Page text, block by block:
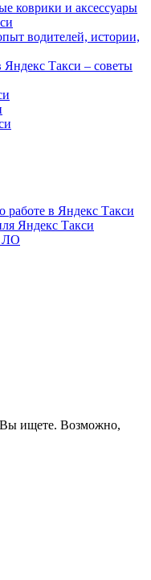
коврики и аксессуары
водителей, истории,
Яндекс Такси – советы
работе в Яндекс Такси
Яндекс Такси
ЛО
ищете. Возможно,